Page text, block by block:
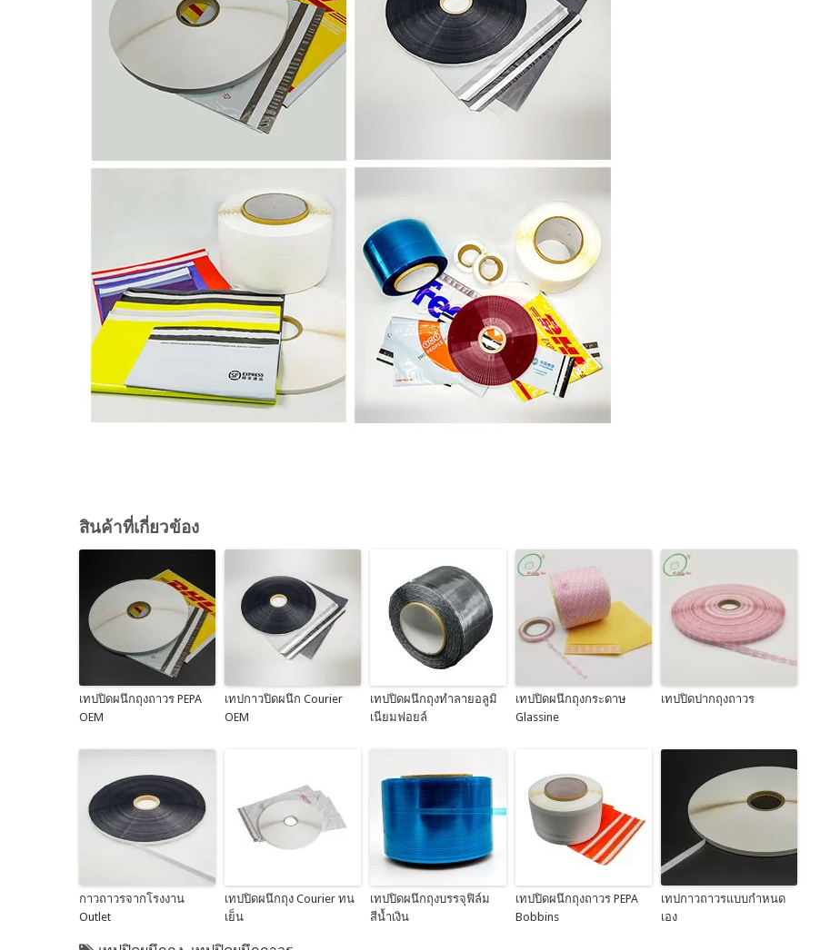
สินค้าที่เกี่ยวข้อง
เทปปิดผนึกถุงถาวร PEPA
OEM
เทปกาวปิดผนึก Courier
OEM
เทปปิดผนึกถุงทำลายอลูมิ
เนียมฟอยล์
เทปปิดผนึกถุงกระดาษ
Glassine
เทปปิดปากถุงถาวร
กาวถาวรจากโรงงาน
Outlet
เทปปิดผนึกถุง Courier ทน
เย็น
เทปปิดผนึกถุงบรรจุฟิล์ม
สีน้ำเงิน
เทปปิดผนึกถุงถาวร PEPA
Bobbins
เทปกาวถาวรแบบกำหนด
เอง